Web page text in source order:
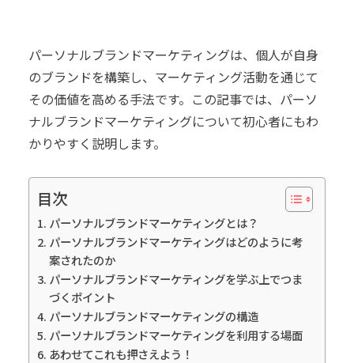
パーソナルブランドマーケティングは、個人が自身
のブランドを構築し、マーケティング活動を通じて
その価値を高める手法です。この記事では、パーソ
ナルブランドマーケティングについて初心者にもわ
かりやすく説明します。
目次
パーソナルブランドマーケティングとは？
パーソナルブランドマーケティングはどのように考
案されたのか
パーソナルブランドマーケティングを学ぶ上でつま
づくポイント
パーソナルブランドマーケティングの構造
パーソナルブランドマーケティングを利用する場面
あわせてこれも押さえよう！